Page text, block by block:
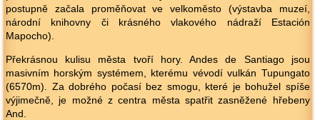
postupně začala proměňovat ve velkoměsto (výstavba muzeí,
národní knihovny či krásného vlakového nádraží Estación
Mapocho).
Překrásnou kulisu města tvoří hory. Andes de Santiago jsou
masivním horským systémem, kterému vévodí vulkán Tupungato
(6570m). Za dobrého počasí bez smogu, které je bohužel spíše
výjimečně, je možné z centra města spatřit zasněžené hřebeny
And.